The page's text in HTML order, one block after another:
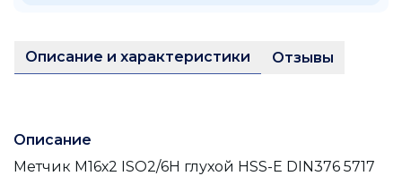
Описание и характеристики Отзывы
Описание
Метчик М16х2 ISO2/6H глухой HSS-E DIN376 5717